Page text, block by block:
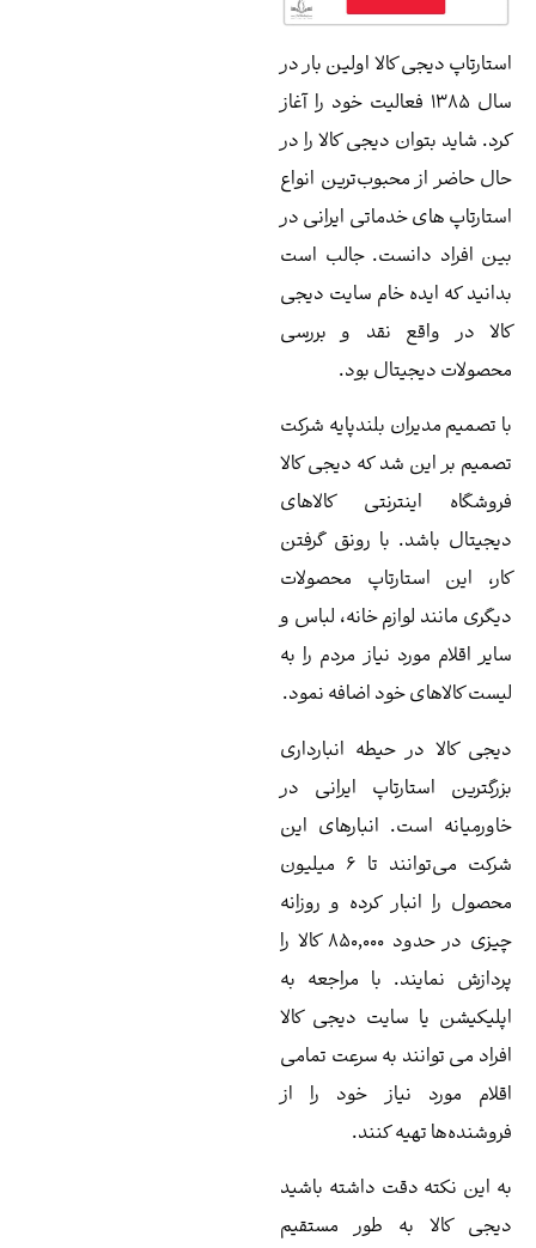
اولین بار در
فعالیت خود را آغاز
کالا را در
انواع
ایرانی در
جالب است
خام سایت دیجی
نقد و بررسی
بود.
بلندپایه شرکت
که دیجی کالا
کالاهای
با رونق گرفتن
محصولات
خانه، لباس و
نیاز مردم را به
اضافه نمود.
انبارداری
ایرانی در
انبارهای این
شرکت می‌توانند تا ۶ میلیون
کرده و روزانه
چیزی در حدود ۸۵۰,۰۰۰ کالا را
با مراجعه به
دیجی کالا
به سرعت تمامی
خود را از
کنند.
داشته باشید
طور مستقیم